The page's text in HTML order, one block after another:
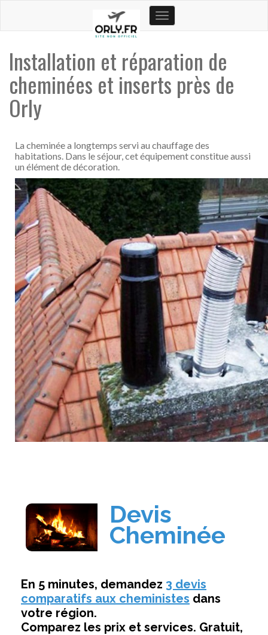
Toggle
navigation
Installation et réparation de
cheminées et inserts près de
Orly
La cheminée a longtemps servi au chauffage des
habitations. Dans le séjour, cet équipement constitue aussi
un élément de décoration.